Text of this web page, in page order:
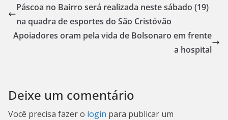
Páscoa no Bairro será realizada neste sábado (19)
na quadra de esportes do São Cristóvão
Apoiadores oram pela vida de Bolsonaro em frente
a hospital
Deixe um comentário
Você precisa fazer o login para publicar um